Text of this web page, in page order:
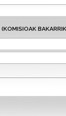
(KOMISIOAK